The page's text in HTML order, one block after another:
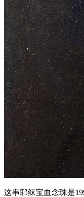
这串耶稣宝血念珠是